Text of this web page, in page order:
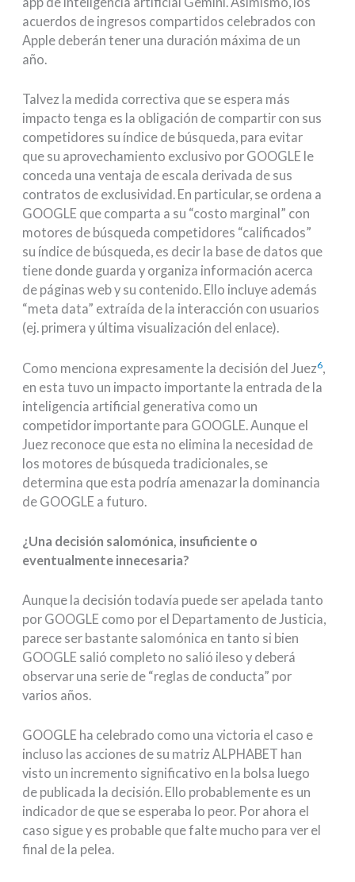
acuerdos de ingresos compartidos celebrados con
Apple deberán tener una duración máxima de un
año.
Talvez la medida correctiva que se espera más
impacto tenga es la obligación de compartir con sus
competidores su índice de búsqueda, para evitar
que su aprovechamiento exclusivo por GOOGLE le
conceda una ventaja de escala derivada de sus
contratos de exclusividad. En particular, se ordena a
GOOGLE que comparta a su “costo marginal” con
motores de búsqueda competidores “calificados”
su índice de búsqueda, es decir la base de datos que
tiene donde guarda y organiza información acerca
de páginas web y su contenido. Ello incluye además
“meta data” extraída de la interacción con usuarios
(ej. primera y última visualización del enlace).
Como menciona expresamente la decisión del Juez6,
en esta tuvo un impacto importante la entrada de la
inteligencia artificial generativa como un
competidor importante para GOOGLE. Aunque el
Juez reconoce que esta no elimina la necesidad de
los motores de búsqueda tradicionales, se
determina que esta podría amenazar la dominancia
de GOOGLE a futuro.
¿Una decisión salomónica, insuficiente o
eventualmente innecesaria?
Aunque la decisión todavía puede ser apelada tanto
por GOOGLE como por el Departamento de Justicia,
parece ser bastante salomónica en tanto si bien
GOOGLE salió completo no salió ileso y deberá
observar una serie de “reglas de conducta” por
varios años.
GOOGLE ha celebrado como una victoria el caso e
incluso las acciones de su matriz ALPHABET han
visto un incremento significativo en la bolsa luego
de publicada la decisión. Ello probablemente es un
indicador de que se esperaba lo peor. Por ahora el
caso sigue y es probable que falte mucho para ver el
final de la pelea.